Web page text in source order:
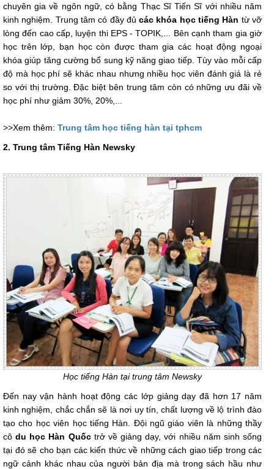
chuyên gia về ngôn ngữ, có bằng Thạc Sĩ Tiến Sĩ với nhiều năm
kinh nghiệm. Trung tâm có đầy đủcác khóa học tiếng Hàn từ vỡ
lòng đến cao cấp, luyện thi EPS - TOPIK,... Bên cạnh tham gia giờ
học trên lớp, bạn học còn được tham gia các hoạt động ngoại
khóa giúp tăng cường bổ sung kỹ năng giao tiếp. Tùy vào mỗi cấp
độ mà học phí sẽ khác nhau nhưng nhiều học viên đánh giá là rẻ
so với thị trường. Đặc biệt bên trung tâm còn có những ưu đãi về
học phí như giảm 30%, 20%,...
>>Xem thêm: Trung tâm học tiếng hàn tại tphcm
2. Trung tâm Tiếng Hàn Newsky
Học tiếng Hàn tại trung tâm Newsky
Đến nay vận hành hoạt động các lớp giảng dạy đã hơn 17 năm
kinh nghiệm, chắc chắn sẽ là nơi uy tín, chất lượng về lộ trình đào
tạo cho học viên học tiếng Hàn. Đội ngũ giáo viên là những thầy
côdu học Hàn Quốc trở về giảng dạy, với nhiều năm sinh sống
tại đó sẽ cho bạn các kiến thức về những cách giao tiếp trong các
ngữ cảnh khác nhau của người bản địa mà trong sách hầu như